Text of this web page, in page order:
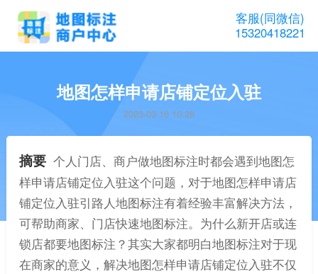
客服(同微信)
15320418221
地图怎样申请店铺定位入驻
2023-03-16 10:28
摘要 个人门店、商户做地图标注时都会遇到地图怎
样申请店铺定位入驻这个问题，对于地图怎样申请店
铺定位入驻引路人地图标注有着经验丰富解决方法，
可帮助商家、门店快速地图标注。为什么新开店或连
锁店都要地图标注？其实大家都明白地图标注对于现
在商家的意义，解决地图怎样申请店铺定位入驻不仅